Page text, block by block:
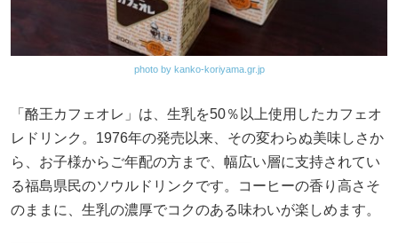
photo by kanko-koriyama.gr.jp
「酪王カフェオレ」は、生乳を50％以上使用したカフェオ
レドリンク。1976年の発売以来、その変わらぬ美味しさか
ら、お子様からご年配の方まで、幅広い層に支持されてい
る福島県民のソウルドリンクです。コーヒーの香り高さそ
のままに、生乳の濃厚でコクのある味わいが楽しめます。